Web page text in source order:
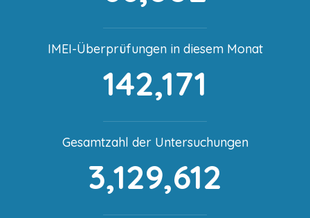
IMEI-Überprüfungen in diesem Monat
142,171
Gesamtzahl der Untersuchungen
3,129,612